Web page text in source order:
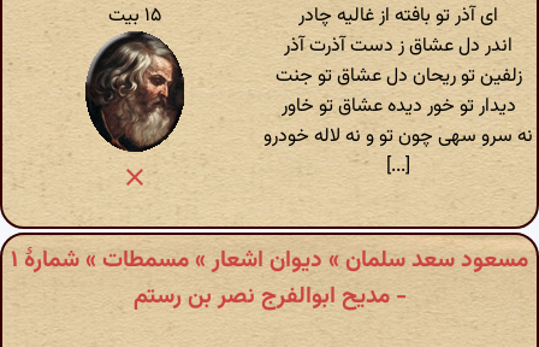
ای آذر تو بافته از غالیه چادر
اندر دل عشاق ز دست آذرت آذر
زلفین تو ریحان دل عشاق تو جنت
دیدار تو خور دیده عشاق تو خاور
نه سرو سهی چون تو و نه لاله خودرو
[...]
۱۵ بیت
مسعود سعد سلمان » دیوان اشعار » مسمطات » شمارهٔ ۱
- مدیح ابوالفرج نصر بن رستم